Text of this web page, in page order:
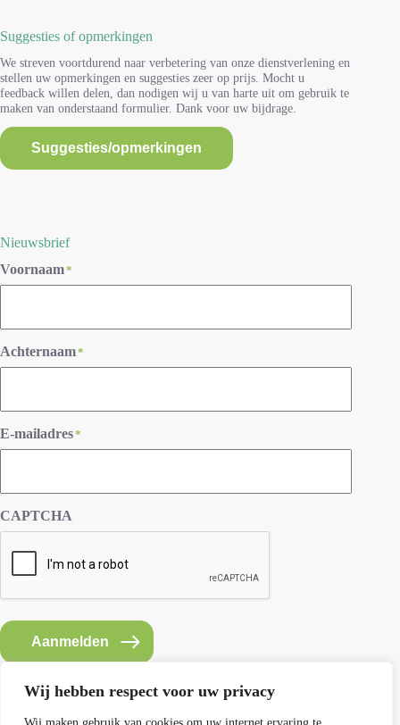
Wij hebben respect voor uw privacy
Suggesties of opmerkingen
We streven voortdurend naar verbetering van onze dienstverlening en
stellen uw opmerkingen en suggesties zeer op prijs. Mocht u
feedback willen delen, dan nodigen wij u van harte uit om gebruik te
maken van onderstaand formulier. Dank voor uw bijdrage.
Suggesties/opmerkingen
Nieuwsbrief
Voornaam*
Achternaam*
E-mailadres*
CAPTCHA
Aanmelden